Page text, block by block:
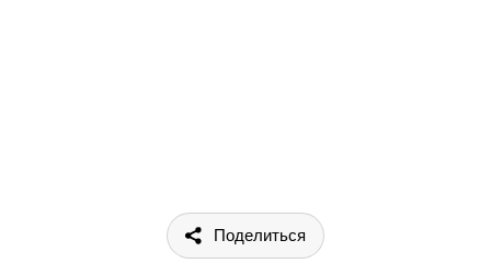
Поделиться